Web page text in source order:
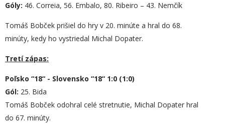
Góly: 46. Correia, 56. Embalo, 80. Ribeiro – 43. Nemčík
Tomáš Bobček prišiel do hry v 20. minúte a hral do 68.
minúty, kedy ho vystriedal Michal Dopater.
Tretí zápas:
Poľsko “18“ - Slovensko “18“ 1:0 (1:0)
Gól: 25. Bida
Tomáš Bobček odohral celé stretnutie, Michal Dopater hral
do 67. minúty.